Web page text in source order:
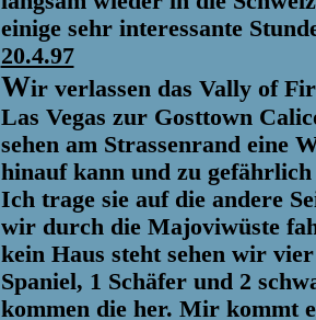
einige sehr interessante
20.4.97
Wir verlassen das Vally of
Las Vegas zur Gosttown
sehen am Strassenrand eine
hinauf kann und zu
Ich trage sie auf die andere
wir durch die Majoviwüste
kein Haus steht sehen wir
Spaniel, 1 Schäfer und 2
kommen die her. Mir kommt